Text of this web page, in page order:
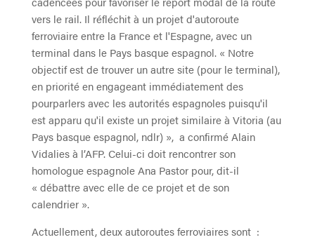
vers le rail. Il réfléchit à un projet d'autoroute
ferroviaire entre la France et l'Espagne, avec un
terminal dans le Pays basque espagnol. « Notre
objectif est de trouver un autre site (pour le terminal),
en priorité en engageant immédiatement des
pourparlers avec les autorités espagnoles puisqu'il
est apparu qu'il existe un projet similaire à Vitoria (au
Pays basque espagnol, ndlr) », a confirmé Alain
Vidalies à l’AFP. Celui-ci doit rencontrer son
homologue espagnole Ana Pastor pour, dit-il
« débattre avec elle de ce projet et de son
calendrier ».
Actuellement, deux autoroutes ferroviaires sont :